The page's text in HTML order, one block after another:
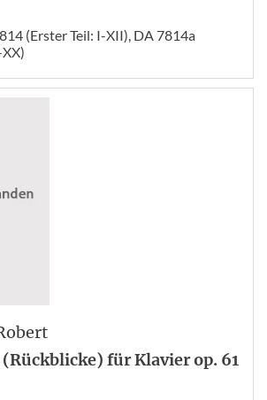
(Erster Teil: I-XII), DA 7814a
für Klavier op. 61